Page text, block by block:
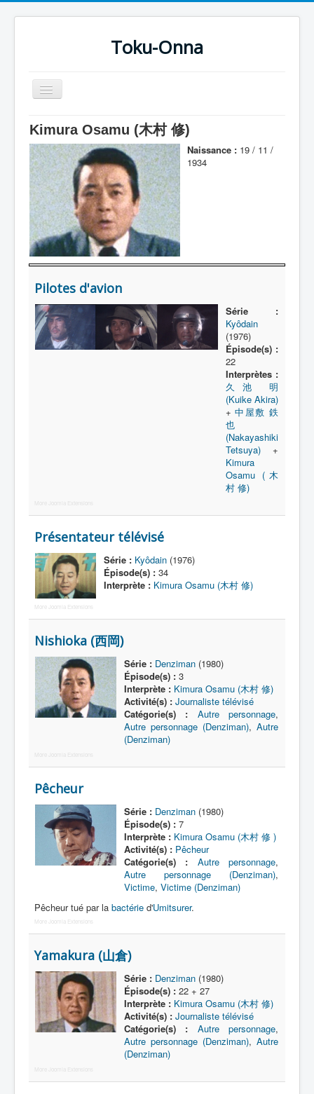
Toku-Onna
Basculer
la
Accueil
Toku-Actrices
Toku-Critiques
Séries
Films
COSAA
Dessins
Artiste Asperger
Lexique
Série
Lieu
Épisode
Référence
Fanservice
A
B
C
H
O
P
S
Kimura Osamu (木村 修)
Naissance : 19 / 11 /
1934
Pilotes d'avion
Série :
Kyôdain
(1976)
Épisode(s) :
22
Interprètes :
久池 明
(Kuike Akira)
+中屋敷 鉄
也
(Nakayashiki
Tetsuya) +
Kimura
Osamu (木
村 修)
More Joomla Extensions
Présentateur télévisé
Série : Kyôdain (1976)
Épisode(s) : 34
Interprète : Kimura Osamu (木村 修)
More Joomla Extensions
Nishioka (西岡)
Série : Denziman(1980)
Épisode(s) :3
Interprète : Kimura Osamu (木村 修)
Activité(s) : Journaliste télévisé
Catégorie(s) :
Autre personnage,
Autre personnage (Denziman), Autre
(Denziman)
More Joomla Extensions
Pêcheur
Série : Denziman(1980)
Épisode(s) :7
Interprète : Kimura Osamu (木村 修 )
Activité(s) : Pêcheur
Catégorie(s) :
Autre personnage,
Autre personnage (Denziman),
Victime, Victime (Denziman)
Pêcheur tué par la bactérie d'Umitsurer.
More Joomla Extensions
Yamakura (山倉)
Série : Denziman(1980)
Épisode(s) :22 + 27
Interprète : Kimura Osamu (木村 修)
Activité(s) : Journaliste télévisé
Catégorie(s) :
Autre personnage,
Autre personnage (Denziman), Autre
(Denziman)
More Joomla Extensions